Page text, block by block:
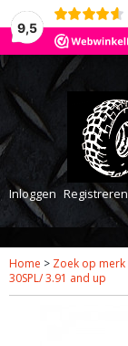
9,5
Inloggen Registreren
Home > Zoek op merk
30SPL/ 3.91 and up